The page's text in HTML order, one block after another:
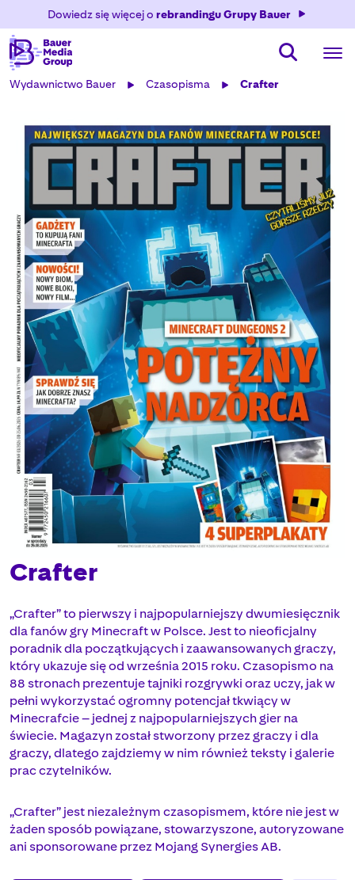
Dowiedz się więcej o rebrandingu Grupy Bauer
Wydawnictwo Bauer Czasopisma Crafter
Crafter
„Crafter” to pierwszy i najpopularniejszy dwumiesięcznik
dla fanów gry Minecraft w Polsce. Jest to nieoficjalny
poradnik dla początkujących i zaawansowanych graczy,
który ukazuje się od września 2015 roku. Czasopismo na
88 stronach prezentuje tajniki rozgrywki oraz uczy, jak w
pełni wykorzystać ogromny potencjał tkwiący w
Minecrafcie – jednej z najpopularniejszych gier na
świecie. Magazyn został stworzony przez graczy i dla
graczy, dlatego zajdziemy w nim również teksty i galerie
prac czytelników.
„Crafter” jest niezależnym czasopismem, które nie jest w
żaden sposób powiązane, stowarzyszone, autoryzowane
ani sponsorowane przez Mojang Synergies AB.